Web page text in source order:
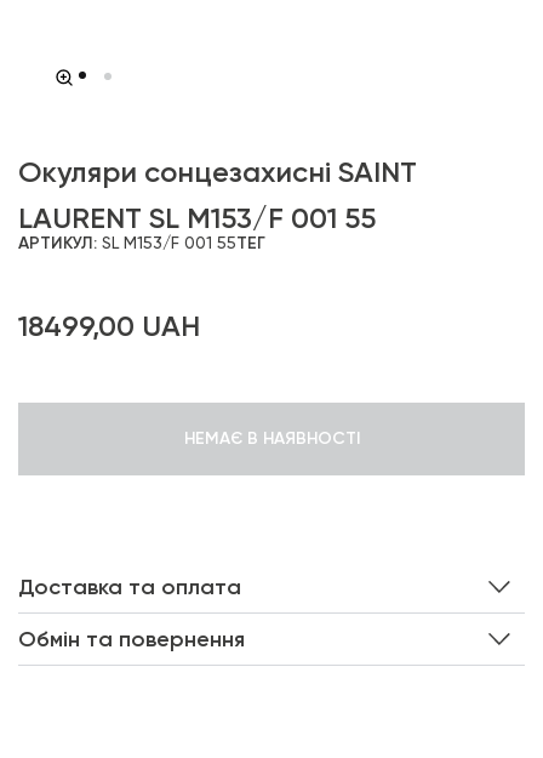
Окуляри сонцезахисні SAINT
LAURENT SL M153/F 001 55
АРТИКУЛ: SL M153/F 001 55ТЕГ
18499,00 UAH
НЕМАЄ В НАЯВНОСТІ
Доставка та оплата
Обмін та повернення